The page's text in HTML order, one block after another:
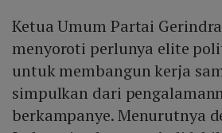
Ketua Umum Partai
menyoroti perlunya elite
untuk membangun kerja
simpulkan dari
berkampanye. Menurutnya